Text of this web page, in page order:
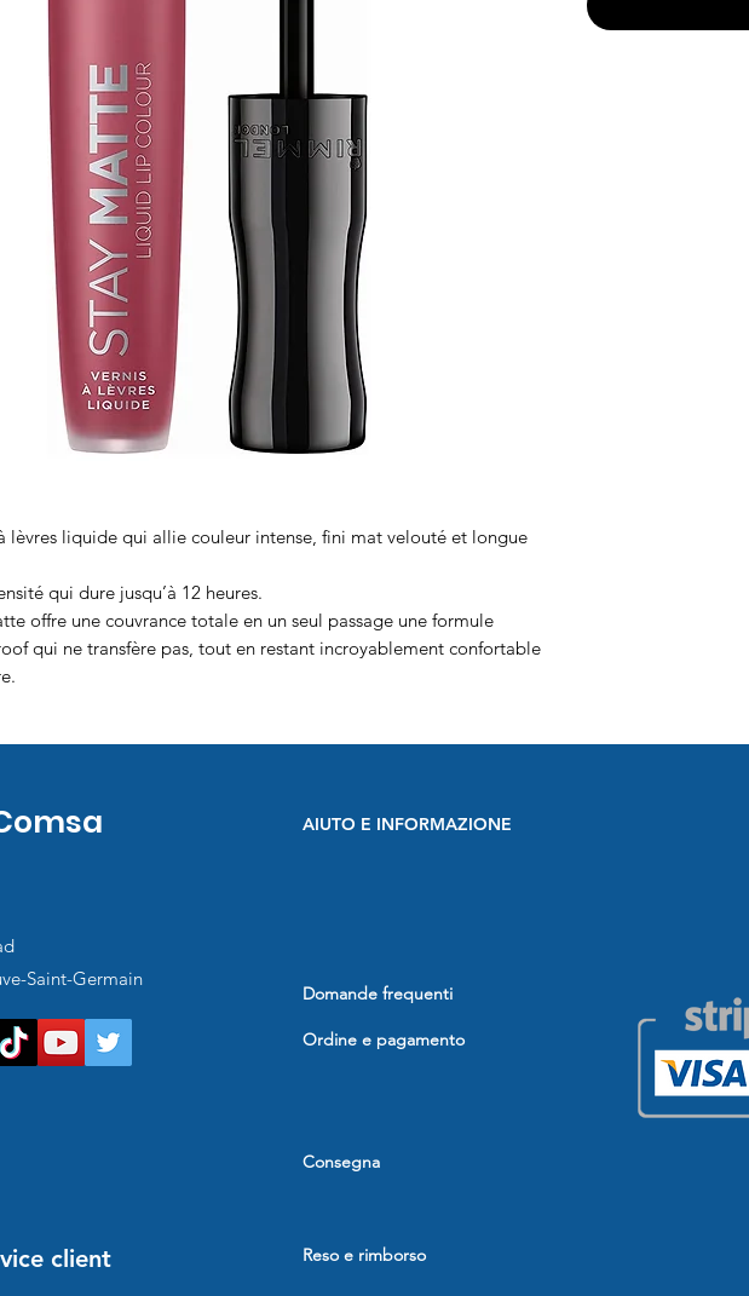
lèvres liquide qui allie couleur intense, fini mat velouté et longue
qui dure jusqu’à 12 heures.
offre une couvrance totale en un seul passage une formule
qui ne transfère pas, tout en restant incroyablement confortable
AIUTO E INFORMAZIONE
Saint-Germain
Domande frequenti
Ordine e pagamento
Consegna
client Reso e rimborso